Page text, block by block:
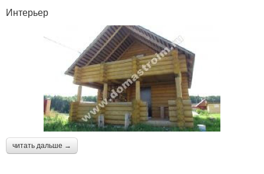
Интерьер
читать дальше →